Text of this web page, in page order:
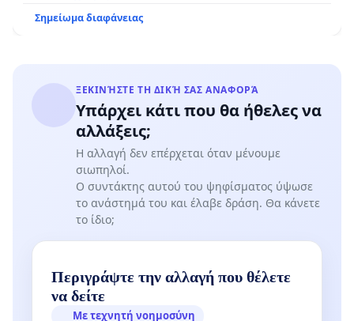
Σημείωμα διαφάνειας
ΞΕΚΙΝΉΣΤΕ ΤΗ ΔΙΚΉ ΣΑΣ ΑΝΑΦΟΡΆ
Υπάρχει κάτι που θα ήθελες να
αλλάξεις;
Η αλλαγή δεν επέρχεται όταν μένουμε
σιωπηλοί.
Ο συντάκτης αυτού του ψηφίσματος ύψωσε
το ανάστημά του και έλαβε δράση. Θα κάνετε
το ίδιο;
Περιγράψτε την αλλαγή που θέλετε
να δείτε
Με τεχνητή νοημοσύνη